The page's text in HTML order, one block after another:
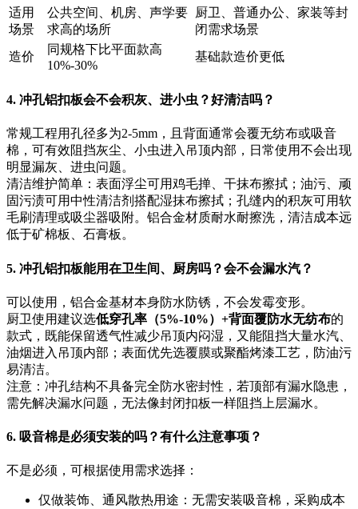
适用
场景
公共空间、机房、声学要
求高的场所
厨卫、普通办公、家装等封
闭需求场景
造价
同规格下比平面款高
10%-30%
基础款造价更低
4. 冲孔铝扣板会不会积灰、进小虫？好清洁吗？
常规工程用孔径多为2-5mm，且背面通常会覆无纺布或吸音
棉，可有效阻挡灰尘、小虫进入吊顶内部，日常使用不会出现
明显漏灰、进虫问题。
清洁维护简单：表面浮尘可用鸡毛掸、干抹布擦拭；油污、顽
固污渍可用中性清洁剂搭配湿抹布擦拭；孔缝内的积灰可用软
毛刷清理或吸尘器吸附。铝合金材质耐水耐擦洗，清洁成本远
低于矿棉板、石膏板。
5. 冲孔铝扣板能用在卫生间、厨房吗？会不会漏水汽？
可以使用，铝合金基材本身防水防锈，不会发霉变形。
厨卫使用建议选低穿孔率（5%-10%）+背面覆防水无纺布的
款式，既能保留透气性减少吊顶内闷湿，又能阻挡大量水汽、
油烟进入吊顶内部；表面优先选覆膜或聚酯烤漆工艺，防油污
易清洁。
注意：冲孔结构不具备完全防水密封性，若顶部有漏水隐患，
需先解决漏水问题，无法像封闭扣板一样阻挡上层漏水。
6. 吸音棉是必须安装的吗？有什么注意事项？
不是必须，可根据使用需求选择：
仅做装饰、通风散热用途：无需安装吸音棉，采购成本